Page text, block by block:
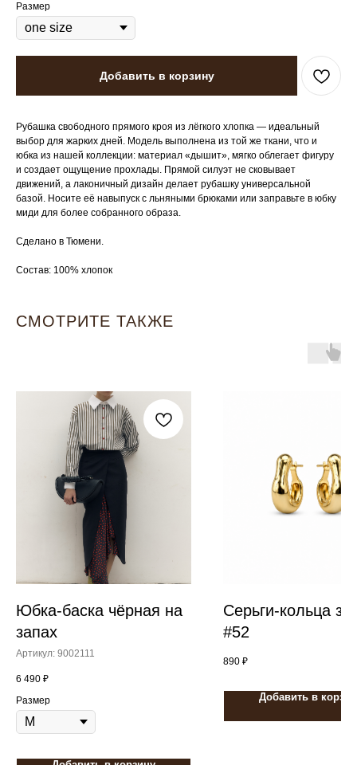
Размер
Добавить в корзину
Рубашка свободного прямого кроя из лёгкого хлопка — идеальный
выбор для жарких дней. Модель выполнена из той же ткани, что и
юбка из нашей коллекции: материал «дышит», мягко облегает фигуру
и создает ощущение прохлады. Прямой силуэт не сковывает
движений, а лаконичный дизайн делает рубашку универсальной
базой. Носите её навыпуск с льняными брюками или заправьте в юбку
миди для более собранного образа.
Сделано в Тюмени.
Состав: 100% хлопок
СМОТРИТЕ ТАКЖЕ
Юбка-баска чёрная на
запах
Артикул: 9002111
6 490 ₽
Размер
Серьги-кольца
#52
890 ₽
Добавить в